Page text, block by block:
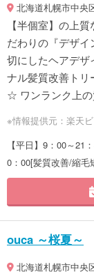
北海道札幌市中央
【半個室】の上
だわりの『デザイ
切にしたヘアデザ
ナル髪質改善トリ
☆ ワンランク上
※情報提供元：楽天
【平日】9：00～21
0：00[髪質改善/縮毛
ouca ～桜夏～
北海道札幌市中央